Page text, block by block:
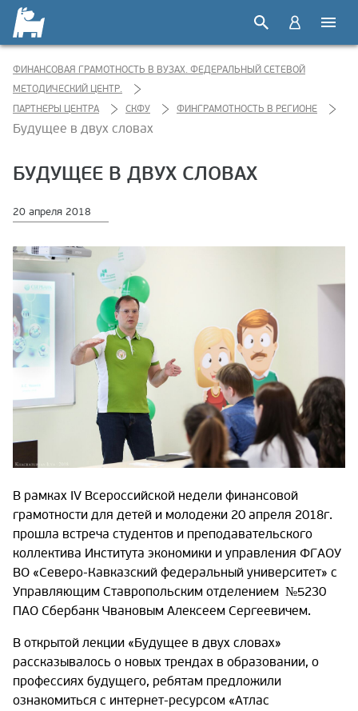
ФИНАНСОВАЯ ГРАМОТНОСТЬ В ВУЗАХ. ФЕДЕРАЛЬНЫЙ СЕТЕВОЙ
МЕТОДИЧЕСКИЙ ЦЕНТР.
ПАРТНЕРЫ ЦЕНТРА
СКФУ ФИНГРАМОТНОСТЬ В РЕГИОНЕ
Будущее в двух словах
БУДУЩЕЕ В ДВУХ СЛОВАХ
20 апреля 2018
В рамках IV Всероссийской недели финансовой
грамотности для детей и молодежи 20 апреля 2018г.
прошла встреча студентов и преподавательского
коллектива Института экономики и управления ФГАОУ
ВО «Северо-Кавказский федеральный университет» с
Управляющим Ставропольским отделением №5230
ПАО Сбербанк Чвановым Алексеем Сергеевичем.
В открытой лекции «Будущее в двух словах»
рассказывалось о новых трендах в образовании, о
профессиях будущего, ребятам предложили
ознакомиться с интернет-ресурсом «Атлас